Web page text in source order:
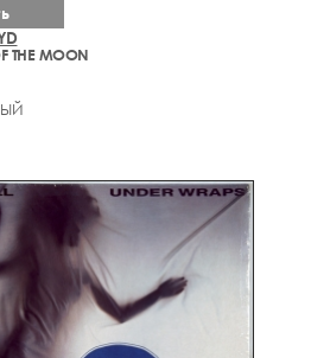
THE MOON